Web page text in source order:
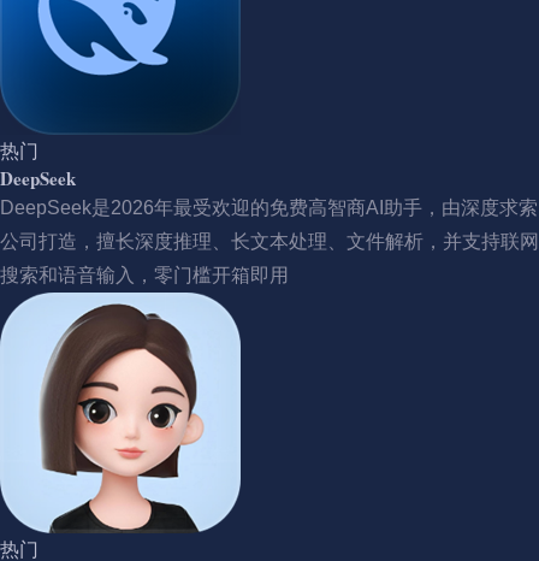
热门
DeepSeek
DeepSeek是2026年最受欢迎的免费高智商AI助手，由深度求索
公司打造，擅长深度推理、长文本处理、文件解析，并支持联网
搜索和语音输入，零门槛开箱即用
热门